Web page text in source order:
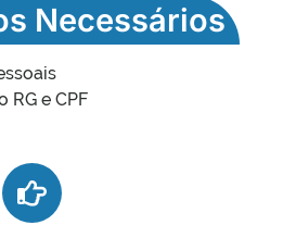
Necessários
RG e CPF